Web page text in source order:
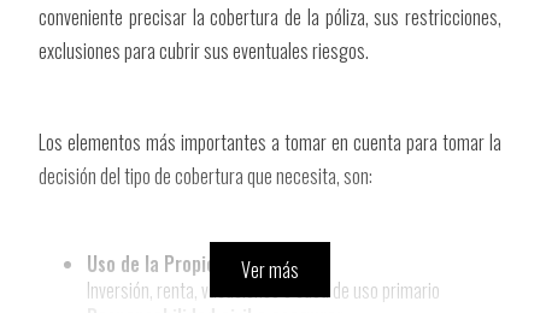
conveniente precisar la cobertura de la póliza, sus restricciones,
exclusiones para cubrir sus eventuales riesgos.
Los elementos más importantes a tomar en cuenta para tomar la
decisión del tipo de cobertura que necesita, son:
Uso de la Propiedad.
Inversión, renta, vacaciones o casa de uso primario
Ver más